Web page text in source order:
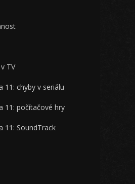
TV
11: chyby v seriálu
11: počítačové hry
11: SoundTrack